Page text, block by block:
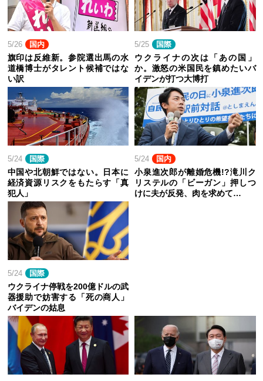
5/26 国内
旗印は反維新。参院選出馬の水
道橋博士がタレント候補ではな
い訳
5/25 国際
ウクライナの次は「あの国」
か。激怒の米国民を鎮めたいバ
イデンが打つ大博打
5/24 国際
中国や北朝鮮ではない。日本に
経済資源リスクをもたらす「真
犯人」
5/24 国内
小泉進次郎が離婚危機!?滝川ク
リステルの「ビーガン」押しつ
けに夫が反発、肉を求めて…
5/24 国際
ウクライナ停戦を200億ドルの武
器援助で妨害する「死の商人」
バイデンの姑息